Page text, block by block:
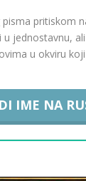
pritiskom
jednostavnu, ali
u okviru
IME NA